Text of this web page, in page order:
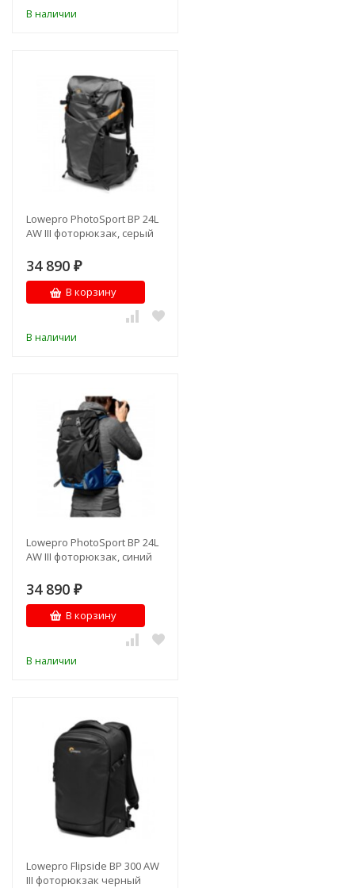
В наличии
Lowepro PhotoSport BP 24L
AW III фоторюкзак, серый
34 890 ₽
В корзину
В наличии
Lowepro PhotoSport BP 24L
AW III фоторюкзак, синий
34 890 ₽
В корзину
В наличии
Lowepro Flipside BP 300 AW
III фоторюкзак черный